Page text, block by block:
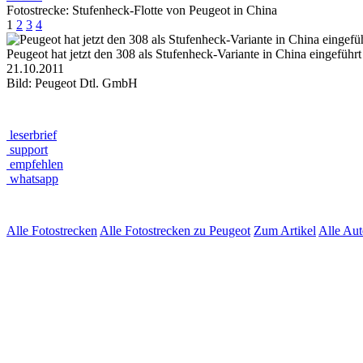
Fotostrecke: Stufenheck-Flotte von Peugeot in China
1 2 3 4
Peugeot hat jetzt den 308 als Stufenheck-Variante in China eingeführt
21.10.2011
Bild: Peugeot Dtl. GmbH
leserbrief
support
empfehlen
whatsapp
Alle Fotostrecken Alle Fotostrecken zu Peugeot Zum Artikel Alle